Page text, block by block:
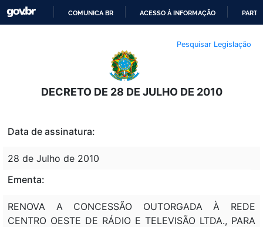
O
CONTEÚDO
COMUNICA BR ACESSO À INFORMAÇÃO
Pesquisar Legislação
DECRETO DE 28 DE JULHO DE 2010
Data de assinatura:
28 de Julho de 2010
Ementa:
RENOVA A CONCESSÃO OUTORGADA À REDE
CENTRO OESTE DE RÁDIO E TELEVISÃO LTDA., PARA